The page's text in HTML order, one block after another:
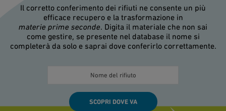
Il corretto conferimento dei rifiuti ne consente un più
efficace recupero e la trasformazione in
materie prime seconde. Digita il materiale che non sai
come gestire, se presente nel database il nome si
completerà da solo e saprai dove conferirlo correttamente.